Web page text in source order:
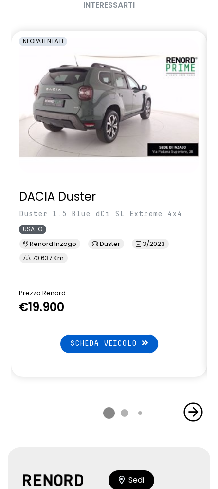
INTERESSARTI
NEOPATENTATI
DACIA Duster
Duster 1.5 Blue dCi SL Extreme 4x4
USATO
Renord Inzago Duster
3/2023
70.637 Km
Prezzo Renord
€19.900
SCHEDA VEICOLO
Sedi